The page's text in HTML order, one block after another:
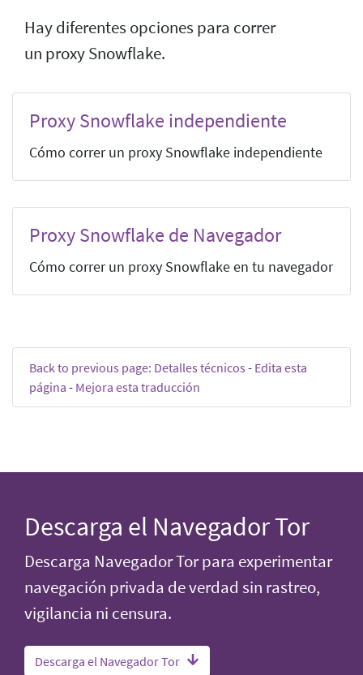
Hay diferentes opciones para correr
un proxy Snowflake.
Proxy Snowflake independiente
Cómo correr un proxy Snowflake independiente
Proxy Snowflake de Navegador
Cómo correr un proxy Snowflake en tu navegador
Back to previous page: Detalles técnicos - Edita esta
página - Mejora esta traducción
Descarga el Navegador Tor
Descarga Navegador Tor para experimentar
navegación privada de verdad sin rastreo,
vigilancia ni censura.
Descarga el Navegador Tor